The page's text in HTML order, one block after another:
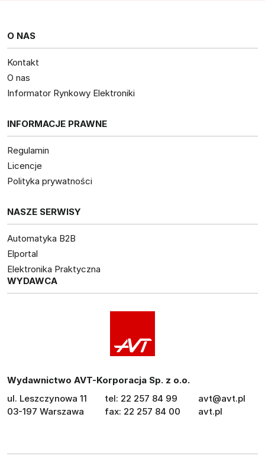
O NAS
Kontakt
O nas
Informator Rynkowy Elektroniki
INFORMACJE PRAWNE
Regulamin
Licencje
Polityka prywatności
NASZE SERWISY
Automatyka B2B
Elportal
Elektronika Praktyczna
WYDAWCA
Wydawnictwo AVT-Korporacja Sp. z o.o.
ul. Leszczynowa 11
03-197 Warszawa
tel: 22 257 84 99
fax: 22 257 84 00
avt@avt.pl
avt.pl